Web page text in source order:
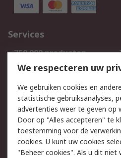
Services
750.000 producten
Bestellen
Track & Trace
Wettelijk
Cookiebeleid
Privacybeleid
We respecteren uw
We gebruiken cookies en
statistische gebruiksanalyses,
advertenties weer te geven op
Door op "Alles accepteren" te
toestemming voor de
cookies. U kunt uw cookies
"Beheer cookies". Als u dit niet